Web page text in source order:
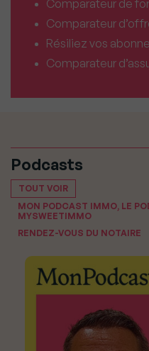
Comparateur de
Comparateur
Résiliez vos
Comparateur
Podcasts
TOUT VOIR
MON PODCAST IMMO, LE
MYSWEETIMMO
RENDEZ-VOUS DU NOTAIRE